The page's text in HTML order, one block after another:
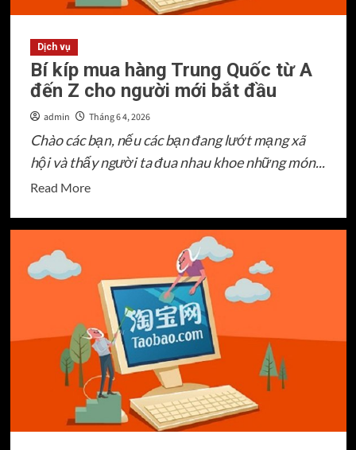
hàng
Dịch vụ
Bí kíp mua hàng Trung Quốc từ A
đến Z cho người mới bắt đầu
admin Tháng 6 4, 2026
Chào các bạn, nếu các bạn đang lướt mạng xã
hội và thấy người ta đua nhau khoe những món...
Read MoreRead
about
mua
hàng
Trung
Quốc
từ
A
đến
Z